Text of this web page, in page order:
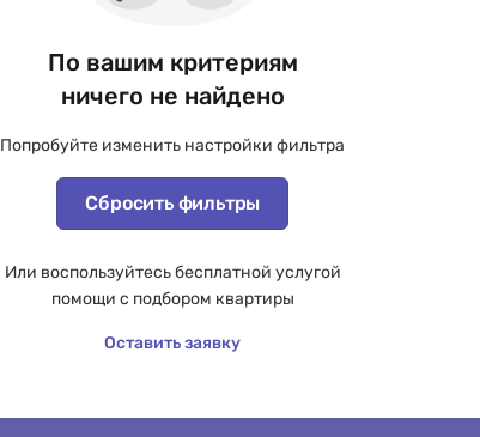
По вашим критериям
ничего не найдено
Попробуйте изменить настройки фильтра
Сбросить фильтры
Или воспользуйтесь бесплатной услугой
помощи с подбором квартиры
Оставить заявку